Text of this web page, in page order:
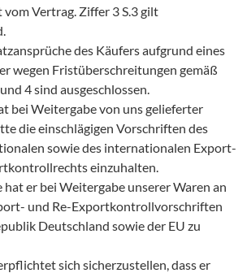
Vertrag. Ziffer 3 S.3 gilt
des Käufers aufgrund eines
wegen Fristüberschreitungen gemäß
4 sind ausgeschlossen.
bei Weitergabe von uns gelieferter
die einschlägigen Vorschriften des
sowie des internationalen Export-
einzuhalten.
hat er bei Weitergabe unserer Waren an
und Re-Exportkontrollvorschriften
Deutschland sowie der EU zu
sich sicherzustellen, dass er